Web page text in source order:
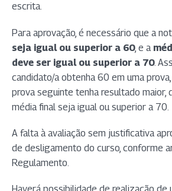
escrita.
Para aprovação, é necessário que a
seja igual ou superior a 60, e a
deve ser igual ou superior a 70.
candidato/a obtenha 60 em uma
prova seguinte tenha resultado maior,
média final seja igual ou superior a 70.
A falta à avaliação sem justificativa
de desligamento do curso, conforme
Regulamento.